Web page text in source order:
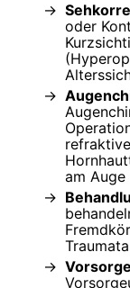
oder
am Auge